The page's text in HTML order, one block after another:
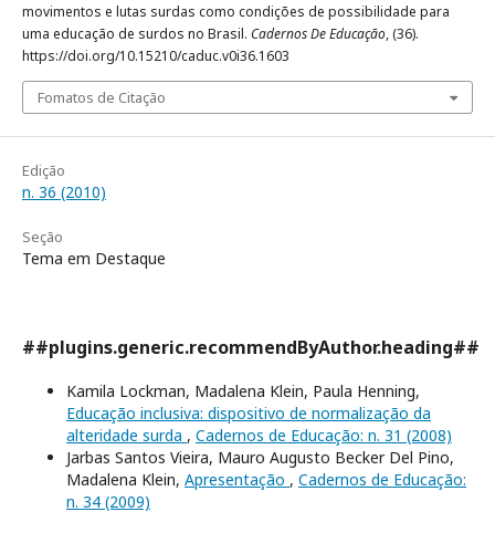
movimentos e lutas surdas como condições de possibilidade para
uma educação de surdos no Brasil. Cadernos De Educação, (36).
https://doi.org/10.15210/caduc.v0i36.1603
Fomatos de Citação
Edição
n. 36 (2010)
Seção
Tema em Destaque
##plugins.generic.recommendByAuthor.heading##
Kamila Lockman, Madalena Klein, Paula Henning,
Educação inclusiva: dispositivo de normalização da
alteridade surda , Cadernos de Educação: n. 31 (2008)
Jarbas Santos Vieira, Mauro Augusto Becker Del Pino,
Madalena Klein, Apresentação , Cadernos de Educação:
n. 34 (2009)